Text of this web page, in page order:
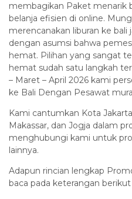
membagikan Paket menarik
belanja efisien di online.
merencanakan liburan ke bali
dengan asumsi bahwa
hemat. Pilihan yang sangat
hemat sudah satu langkah
– Maret – April 2026 kami
ke Bali Dengan Pesawat
Kami cantumkan Kota
Makassar, dan Jogja dalam
menghubungi kami untuk
lainnya.
Adapun rincian lengkap
baca pada keterangan berikut